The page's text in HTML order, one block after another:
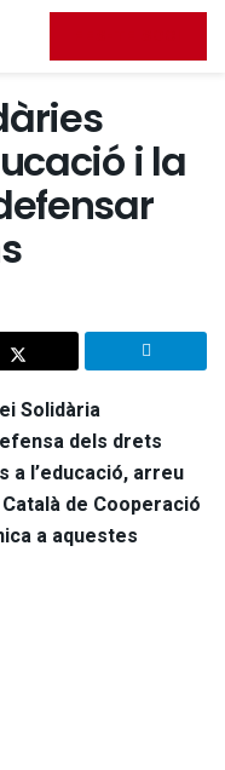
i la
Solidària
dels drets
a l’educació, arreu
de Cooperació
a aquestes